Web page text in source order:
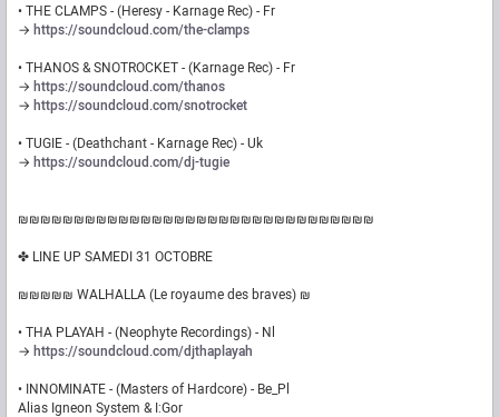
• THE CLAMPS - (Heresy - Karnage Rec) - Fr
→ https://soundcloud.com/the-clamps
• THANOS & SNOTROCKET - (Karnage Rec) - Fr
→ https://soundcloud.com/thanos
→ https://soundcloud.com/snotrocket
• TUGIE - (Deathchant - Karnage Rec) - Uk
→ https://soundcloud.com/dj-tugie
₪₪₪₪₪₪₪₪₪₪₪₪₪₪₪₪₪₪₪₪₪₪₪₪₪₪₪₪₪₪₪₪
✤ LINE UP SAMEDI 31 OCTOBRE
₪₪₪₪₪ WALHALLA (Le royaume des braves) ₪
• THA PLAYAH - (Neophyte Recordings) - Nl
→ https://soundcloud.com/djthaplayah
• INNOMINATE - (Masters of Hardcore) - Be_Pl
Alias Igneon System & I:Gor